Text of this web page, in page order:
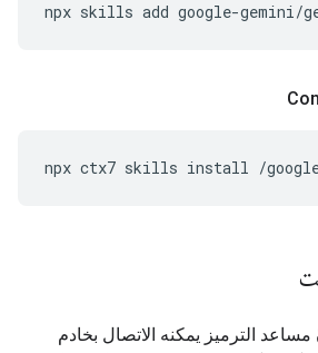
npx skills add google-gemini/
npx ctx7 skills install /
مساعد الترميز يمكنه الاتصال بخادم